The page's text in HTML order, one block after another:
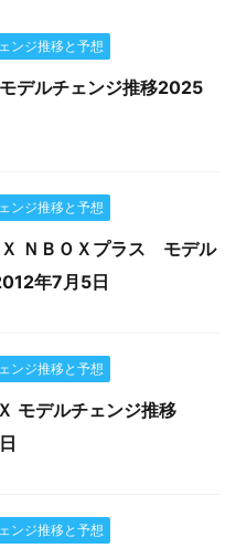
ンジ推移と予想
デルチェンジ推移2025
ンジ推移と予想
ＮＢＯＸプラス モデル
年7月5日
ンジ推移と予想
モデルチェンジ推移
ンジ推移と予想